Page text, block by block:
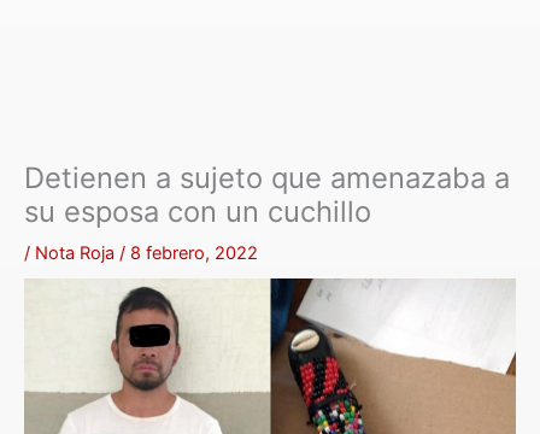
Detienen a sujeto que amenazaba a
su esposa con un cuchillo
/ Nota Roja / 8 febrero, 2022